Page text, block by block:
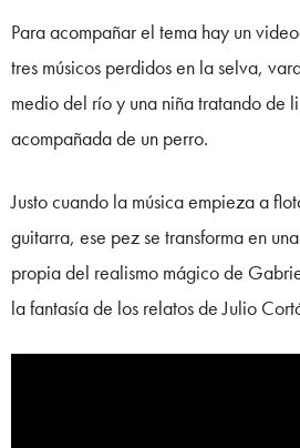
Para acompañar el tema hay un
tres músicos perdidos en la selva,
medio del río y una niña tratando de
acompañada de un perro.
Justo cuando la música empieza a
guitarra, ese pez se transforma en
propia del realismo mágico de
la fantasía de los relatos de Julio